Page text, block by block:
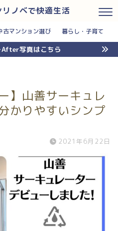
ノベで快適生活
古マンション選び 暮らし・子育て
写真はこちら
】山善サーキュレ
かりやすいシンプ
2021年6月22日